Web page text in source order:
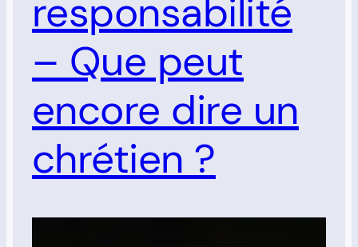
responsabilité
– Que peut
encore dire un
chrétien ?